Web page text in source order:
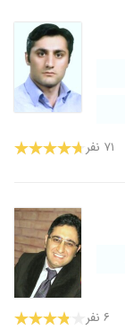
۷۱ نفر
۶ نفر